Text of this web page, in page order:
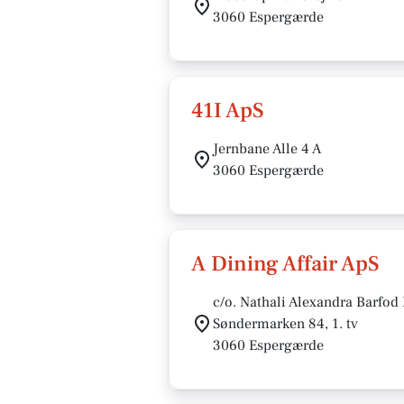
3060 Espergærde
41I ApS
Jernbane Alle 4 A
3060 Espergærde
A Dining Affair ApS
c/o. Nathali Alexandra Barfod
Søndermarken 84, 1. tv
3060 Espergærde